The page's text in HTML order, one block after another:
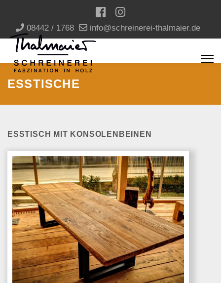
08442 / 1768 info@schreinerei-thalmaier.de
ESSTISCHE
ESSTISCH MIT KONSOLENBEINEN